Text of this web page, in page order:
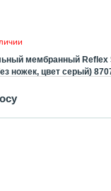
мембранный Reflex
ножек, цвет серый)